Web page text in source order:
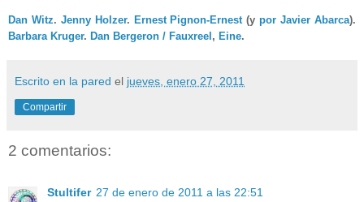
Dan Witz. Jenny Holzer. Ernest Pignon-Ernest (ypor Javier Abarca).
Barbara Kruger. Dan Bergeron / Fauxreel , Eine.
Escrito en la pared el jueves, enero 27, 2011
Compartir
2 comentarios:
Stultifer 27 de enero de 2011 a las 22:51